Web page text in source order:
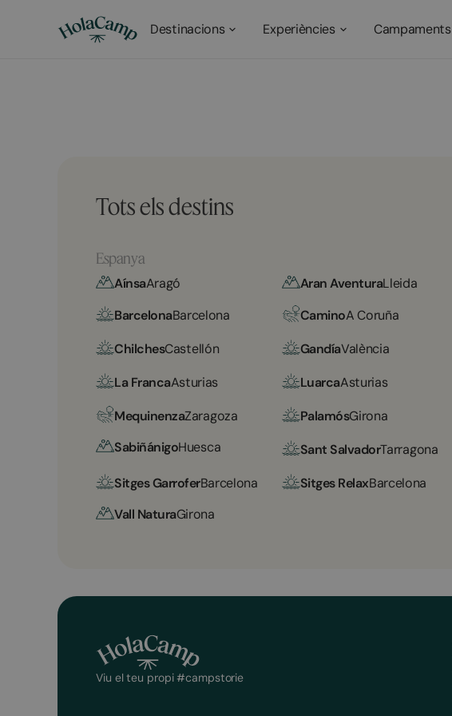
Destinacions Experiències Campaments
Tots els destins
Espanya
AínsaAragó Aran AventuraLleida
BarcelonaBarcelona CaminoA Coruña
ChilchesCastellón GandíaValència
La FrancaAsturias LuarcaAsturias
MequinenzaZaragoza PalamósGirona
SabiñánigoHuesca Sant SalvadorTarragona
Sitges GarroferBarcelona Sitges RelaxBarcelona
Vall NaturaGirona
Viu el teu propi #campstorie